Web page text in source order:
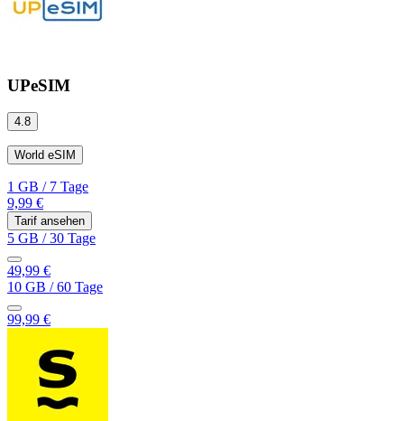
UPeSIM
4.8
World eSIM
1 GB /7 Tage
9,99 €
Tarif ansehen
5 GB /30 Tage
49,99 €
10 GB /60 Tage
99,99 €